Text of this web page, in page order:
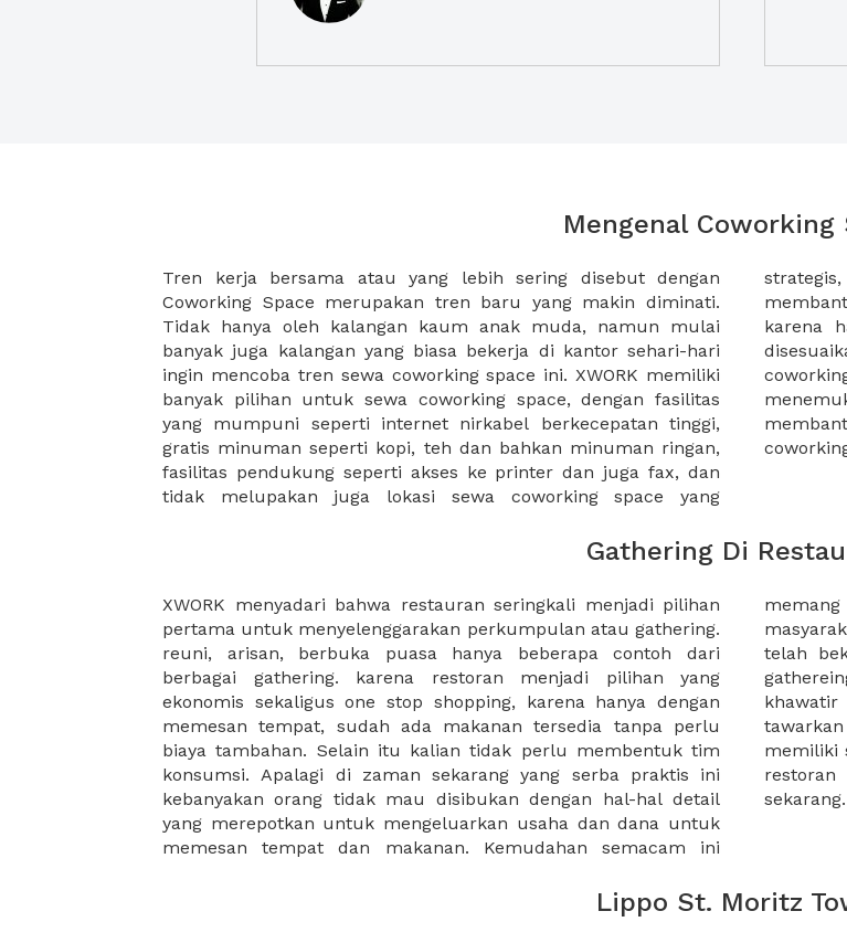
Mengenal Coworking
Tren kerja bersama atau yang lebih sering disebut dengan
Coworking Space merupakan tren baru yang makin diminati.
Tidak hanya oleh kalangan kaum anak muda, namun mulai
banyak juga kalangan yang biasa bekerja di kantor sehari-hari
ingin mencoba tren sewa coworking space ini. XWORK memiliki
banyak pilihan untuk sewa coworking space, dengan fasilitas
yang mumpuni seperti internet nirkabel berkecepatan tinggi,
gratis minuman seperti kopi, teh dan bahkan minuman ringan,
fasilitas pendukung seperti akses ke printer dan juga fax, dan
tidak melupakan juga lokasi sewa coworking space yang
strategis, yang tersebar di berbagai kota di Indonesia. XWORK
membantu para wirausaha muda bekerja di coworking space
karena harga yang ditawarkan sangat terjangkau dan dapat
disesuaikan dengan budget masing-masing. Selain itu sewa
coworking space di XWORK akan membantu Anda untuk
menemukan komunitas atau jaringan bisnis yang dapat
membantu mengembangkan bisnis Anda ketika bekerja di
Gathering Di
XWORK menyadari bahwa restauran seringkali menjadi pilihan
pertama untuk menyelenggarakan perkumpulan atau gathering.
reuni, arisan, berbuka puasa hanya beberapa contoh dari
berbagai gathering. karena restoran menjadi pilihan yang
ekonomis sekaligus one stop shopping, karena hanya dengan
memesan tempat, sudah ada makanan tersedia tanpa perlu
biaya tambahan. Selain itu kalian tidak perlu membentuk tim
konsumsi. Apalagi di zaman sekarang yang serba praktis ini
kebanyakan orang tidak mau disibukan dengan hal-hal detail
yang merepotkan untuk mengeluarkan usaha dan dana untuk
memesan tempat dan makanan. Kemudahan semacam ini
memang dibutuhkan untuk mengimbangi kesibukan
masyarakat yang semakin tinggi. oleh karena itu, kami, XWORK
telah bekerjasama dengan ratusan restoran untuk membuat
gathereing anda lebih menyenangkan. kalian juga tidak perlu
khawatir dengan kualitas makanan di restoran yang kami
tawarkan karena restoran-restoran yang ada di situs kami telah
memiliki standar dan kualitas rasa yang tidak di ragukan. pesan
restoran yang kalian inginkan untuk acara gathering anda
sekarang.
Lippo St. Moritz